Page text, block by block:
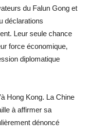
du Falun Gong et
déclarations
Leur seule chance
force économique,
diplomatique
Hong Kong. La Chine
à affirmer sa
dénoncé